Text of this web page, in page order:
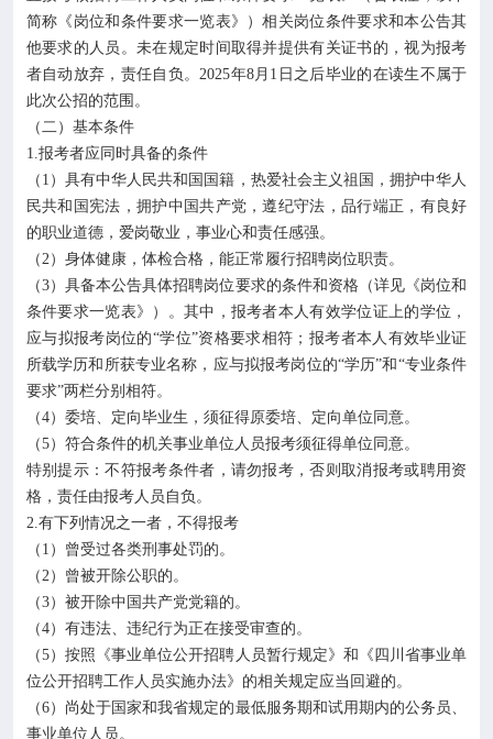
简称《岗位和条件要求一览表》）相关岗位条件要求和本公告其
他要求的人员。未在规定时间取得并提供有关证书的，视为报考
者自动放弃，责任自负。2025年8月1日之后毕业的在读生不属于
此次公招的范围。
（二）基本条件
1.报考者应同时具备的条件
（1）具有中华人民共和国国籍，热爱社会主义祖国，拥护中华人
民共和国宪法，拥护中国共产党，遵纪守法，品行端正，有良好
的职业道德，爱岗敬业，事业心和责任感强。
（2）身体健康，体检合格，能正常履行招聘岗位职责。
（3）具备本公告具体招聘岗位要求的条件和资格（详见《岗位和
条件要求一览表》）。其中，报考者本人有效学位证上的学位，
应与拟报考岗位的“学位”资格要求相符；报考者本人有效毕业证
所载学历和所获专业名称，应与拟报考岗位的“学历”和“专业条件
要求”两栏分别相符。
（4）委培、定向毕业生，须征得原委培、定向单位同意。
（5）符合条件的机关事业单位人员报考须征得单位同意。
特别提示：不符报考条件者，请勿报考，否则取消报考或聘用资
格，责任由报考人员自负。
2.有下列情况之一者，不得报考
（1）曾受过各类刑事处罚的。
（2）曾被开除公职的。
（3）被开除中国共产党党籍的。
（4）有违法、违纪行为正在接受审查的。
（5）按照《事业单位公开招聘人员暂行规定》和《四川省事业单
位公开招聘工作人员实施办法》的相关规定应当回避的。
（6）尚处于国家和我省规定的最低服务期和试用期内的公务员、
事业单位人员。